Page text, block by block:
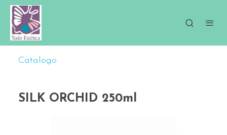
Catalogo
SILK ORCHID 250ml